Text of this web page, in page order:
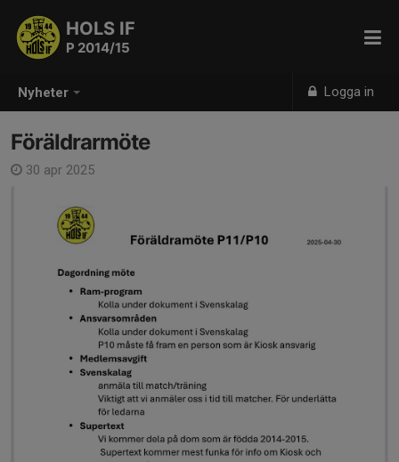
Nyheter Logga in
HOLS IF
P 2014/15
Föräldrarmöte
30 apr 2025